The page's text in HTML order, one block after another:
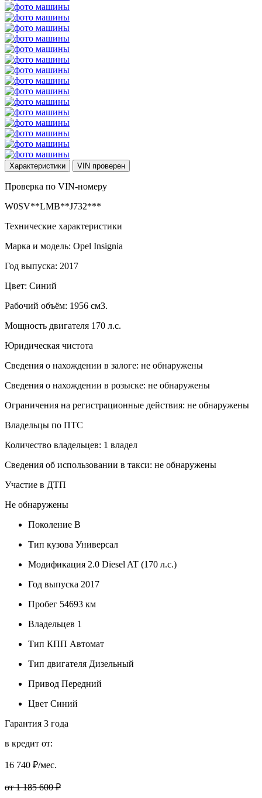
Характеристики VIN проверен
Проверка по VIN-номеру
W0SV**LMB**J732***
Технические характеристики
Марка и модель: Opel Insignia
Год выпуска: 2017
Цвет: Синий
Рабочий объём: 1956 см3.
Мощность двигателя 170 л.с.
Юридическая чистота
Сведения о нахождении в залоге: не обнаружены
Сведения о нахождении в розыске: не обнаружены
Ограничения на регистрационные действия: не обнаружены
Владельцы по ПТС
Количество владельцев: 1 владел
Сведения об использовании в такси: не обнаружены
Участие в ДТП
Не обнаружены
Поколение B
Тип кузова Универсал
Модификация 2.0 Diesel AT (170 л.с.)
Год выпуска 2017
Пробег 54693 км
Владельцев 1
Тип КПП Автомат
Тип двигателя Дизельный
Привод Передний
Цвет Синий
Гарантия 3 года
в кредит от:
16 740 ₽/мес.
от 1 185 600 ₽